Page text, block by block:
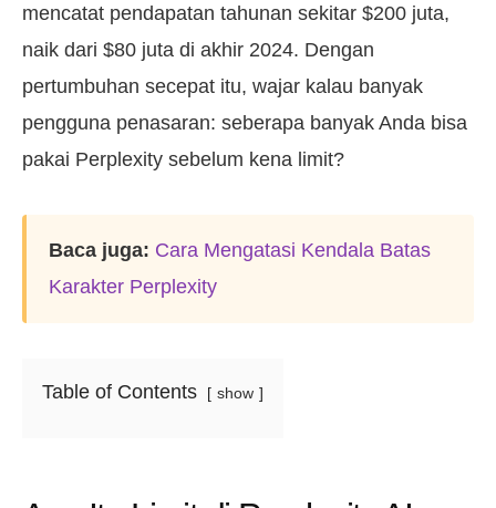
mencatat pendapatan tahunan sekitar $200 juta,
naik dari $80 juta di akhir 2024. Dengan
pertumbuhan secepat itu, wajar kalau banyak
pengguna penasaran: seberapa banyak Anda bisa
pakai Perplexity sebelum kena limit?
Baca juga: Cara Mengatasi Kendala Batas
Karakter Perplexity
Table of Contents show